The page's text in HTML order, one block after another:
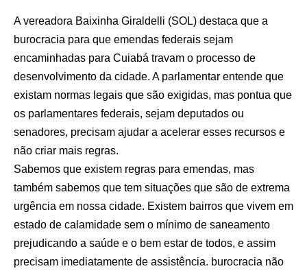
A vereadora Baixinha Giraldelli (SOL) destaca que a
burocracia para que emendas federais sejam
encaminhadas para Cuiabá travam o processo de
desenvolvimento da cidade. A parlamentar entende que
existam normas legais que são exigidas, mas pontua que
os parlamentares federais, sejam deputados ou
senadores, precisam ajudar a acelerar esses recursos e
não criar mais regras.
Sabemos que existem regras para emendas, mas
também sabemos que tem situações que são de extrema
urgência em nossa cidade. Existem bairros que vivem em
estado de calamidade sem o mínimo de saneamento
prejudicando a saúde e o bem estar de todos, e assim
precisam imediatamente de assistência. burocracia não